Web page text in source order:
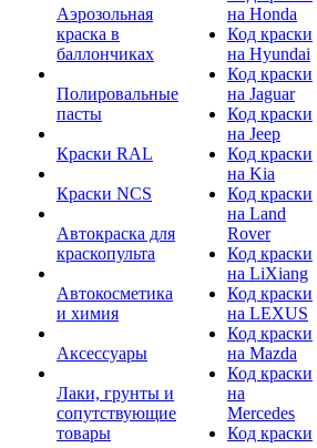
Аэрозольная
краска в
баллончиках
Полировальные
пасты
Краски RAL
Краски NCS
Автокраска для
краскопульта
Автокосметика
и химия
Аксессуары
Лаки, грунты и
сопутствующие
товары
на Honda
Код краски
на Hyundai
Код краски
на Jaguar
Код краски
на Jeep
Код краски
на Kia
Код краски
на Land
Rover
Код краски
на LiXiang
Код краски
на LEXUS
Код краски
на Mazda
Код краски
на
Mercedes
Код краски